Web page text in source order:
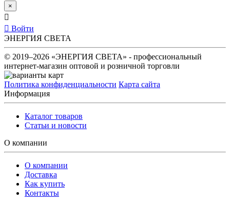
×
Войти
ЭНЕРГИЯ СВЕТА
© 2019–2026 «ЭНЕРГИЯ СВЕТА» - профессиональный
интернет-магазин оптовой и розничной торговли
Политика конфиденциальности Карта сайта
Информация
Каталог товаров
Статьи и новости
О компании
О компании
Доставка
Как купить
Контакты